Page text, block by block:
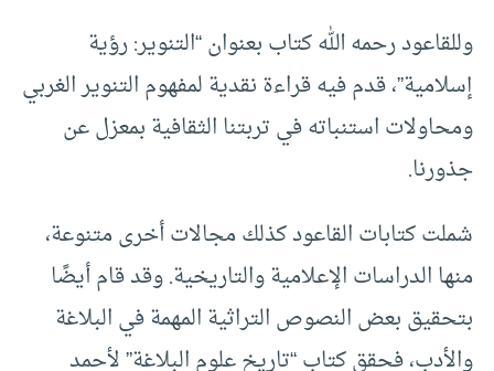
وللقاعود رحمه الله كتاب بعنوان “التنوير: رؤية
إسلامية”، قدم فيه قراءة نقدية لمفهوم التنوير الغربي
ومحاولات استنباته في تربتنا الثقافية بمعزل عن
جذورنا.
شملت كتابات القاعود كذلك مجالات أخرى متنوعة،
منها الدراسات الإعلامية والتاريخية. وقد قام أيضًا
بتحقيق بعض النصوص التراثية المهمة في البلاغة
والأدب، فحقق كتاب “تاريخ علوم البلاغة” لأحمد